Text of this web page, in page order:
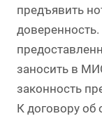
предъявить
заносить в
законность
К договору об